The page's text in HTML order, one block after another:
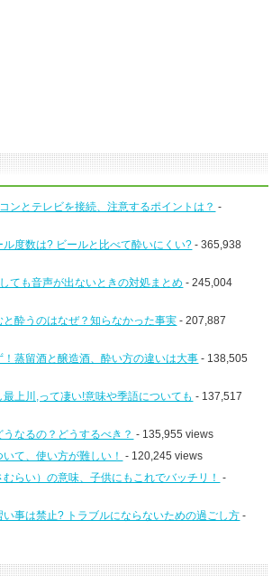
ンとテレビを接続、注意するポイントは？ -
度数は? ビールと比べて酔いにくい? - 365,938
ても音声が出ないときの対処まとめ - 245,004
酔うのはなぜ？知らなかった事実 - 207,887
！蒸留酒と醸造酒、酔い方の違いは大事 - 138,505
上川,って凄い!意味や季語についても - 137,517
なるの？どうするべき？ - 135,955 views
て、使い方が難しい！ - 120,245 views
らい）の意味、子供にもこれでバッチリ！ -
事は禁止? トラブルにならないための過ごし方 -